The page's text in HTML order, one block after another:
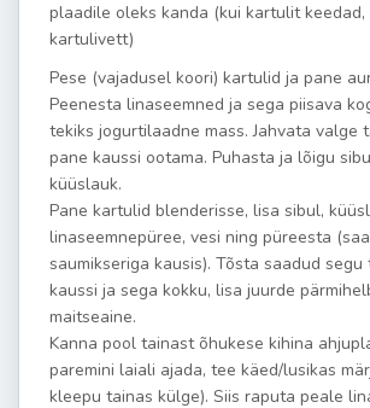
plaadile oleks kanda (kui kartulit keedad,
kartulivett)
Pese (vajadusel koori) kartulid ja pane
Peenesta linaseemned ja sega piisava
tekiks jogurtilaadne mass. Jahvata valge
pane kaussi ootama. Puhasta ja lõigu
küüslauk.
Pane kartulid blenderisse, lisa sibul,
linaseemnepüree, vesi ning püreesta
saumikseriga kausis). Tõsta saadud
kaussi ja sega kokku, lisa juurde
maitseaine.
Kanna pool tainast õhukese kihina
paremini laiali ajada, tee käed/lusikas
kleepu tainas külge). Siis raputa peale